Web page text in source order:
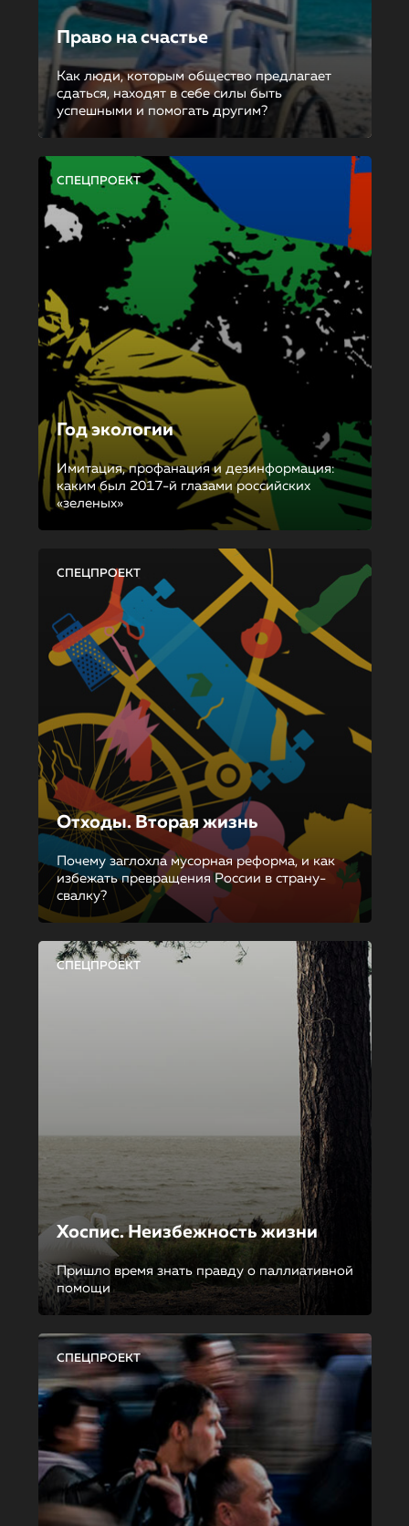
Право на счастье
Как люди, которым общество предлагает
сдаться, находят в себе силы быть
успешными и помогать другим?
СПЕЦПРОЕКТ
Год экологии
Имитация, профанация и дезинформация:
каким был 2017-й глазами российских
«зеленых»
СПЕЦПРОЕКТ
Отходы. Вторая жизнь
Почему заглохла мусорная реформа, и как
избежать превращения России в страну-
свалку?
СПЕЦПРОЕКТ
Хоспис. Неизбежность жизни
Пришло время знать правду о паллиативной
помощи
СПЕЦПРОЕКТ